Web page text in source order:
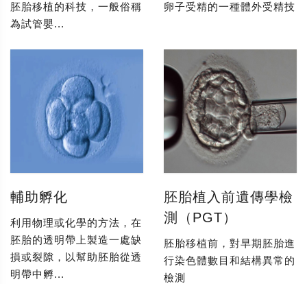
胚胎移植的科技，一般俗稱
為試管嬰...
卵子受精的一種體外受精技
輔助孵化
利用物理或化學的方法，在
胚胎的透明帶上製造一處缺
損或裂隙，以幫助胚胎從透
明帶中孵...
胚胎植入前遺傳學檢
測（PGT）
胚胎移植前，對早期胚胎進
行染色體數目和結構異常的
檢測